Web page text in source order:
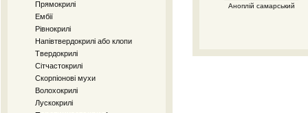
Прямокрилі
Ембії
Рівнокрилі
Напівтвердокрилі або клопи
Твердокрилі
Сітчастокрилі
Скорпіонові мухи
Волохокрилі
Лускокрилі
Аноплій самарський